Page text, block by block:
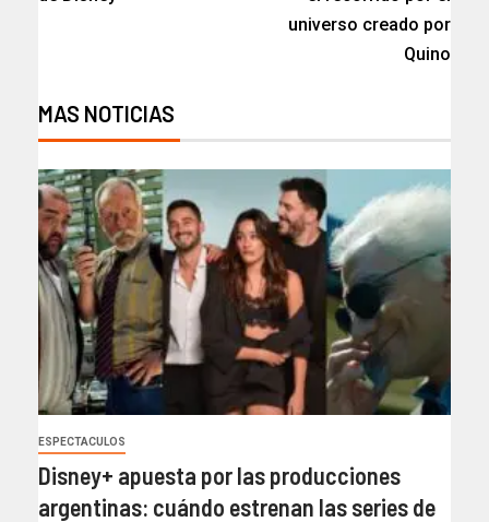
universo creado por
Quino
MAS NOTICIAS
ESPECTACULOS
Disney+ apuesta por las producciones
argentinas: cuándo estrenan las series de